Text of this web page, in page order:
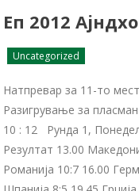
Eп 2012
Uncategorized
Натпревар за 11-то
Разигрување за
10 : 12 Рунда 1,
Резултат 13.00
Романија 10:7 16.00